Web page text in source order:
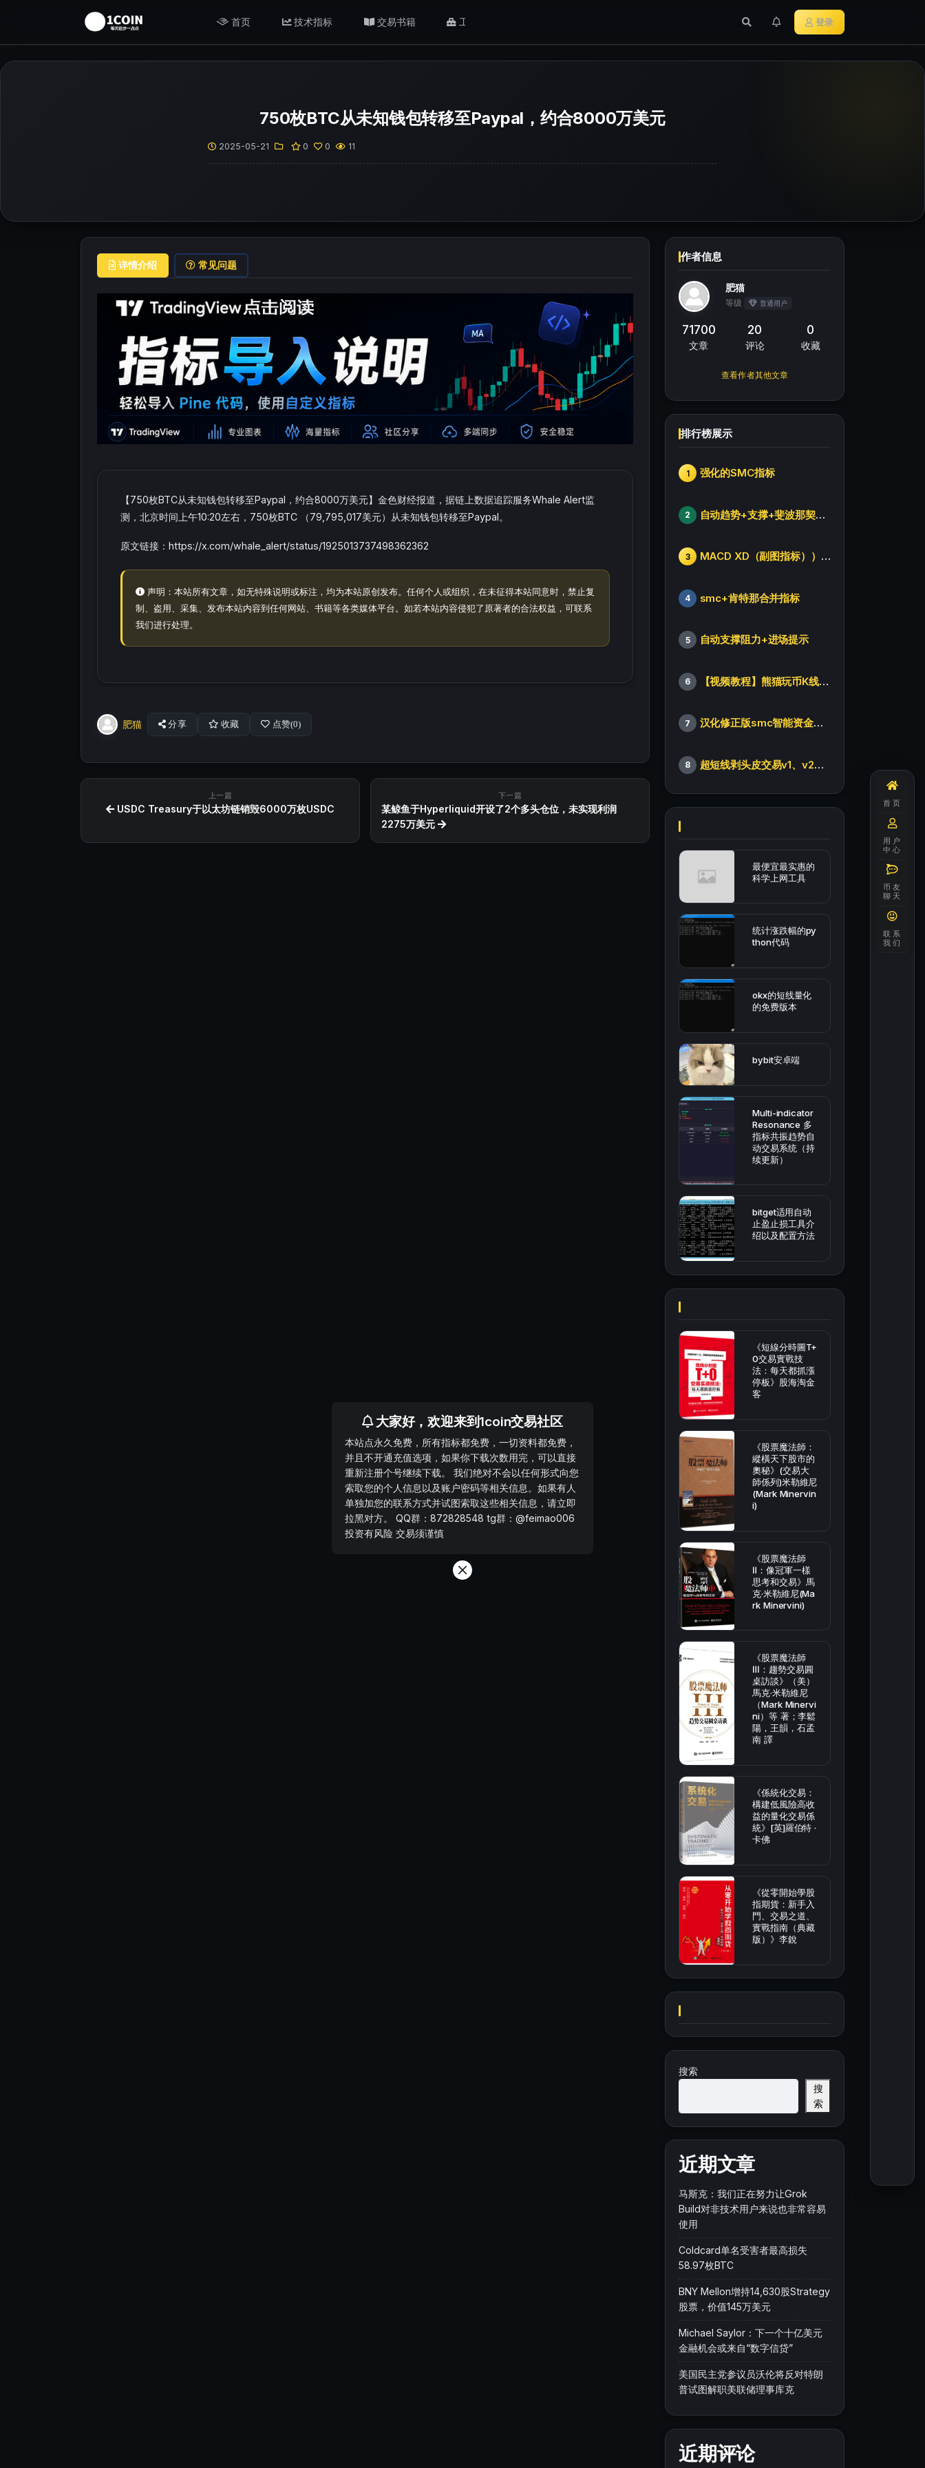
首页 技术指标 交易书籍 工具/返佣 登录
750枚BTC从未知钱包转移至Paypal，约合8000万美元
2025-05-21 0 0 11
详情介绍 常见问题
【750枚BTC从未知钱包转移至Paypal，约合8000万美元】金色财经报道，据链上数据追踪服务Whale Alert监
测，北京时间上午10:20左右，750枚BTC （79,795,017美元）从未知钱包转移至Paypal。
原文链接：https://x.com/whale_alert/status/1925013737498362362
声明：本站所有文章，如无特殊说明或标注，均为本站原创发布。任何个人或组织，在未征得本站同意时，禁止复
制、盗用、采集、发布本站内容到任何网站、书籍等各类媒体平台。如若本站内容侵犯了原著者的合法权益，可联系
我们进行处理。
肥猫 分享 收藏 点赞(0)
上一篇
USDC Treasury于以太坊链销毁6000万枚USDC
下一篇
某鲸鱼于Hyperliquid开设了2个多头仓位，未实现利润
2275万美元
作者信息
肥猫
等级 普通用户
71700
文章
20
评论
0
收藏
查看作者其他文章
排行榜展示
1 强化的SMC指标
2 自动趋势+支撑+斐波那契+箱体
3 MACD XD（副图指标））修改版
4 smc+肯特那合并指标
5 自动支撑阻力+进场提示
6 【视频教程】熊猫玩币K线后的秘密（全集）
7 汉化修正版smc智能资金订单指标
8 超短线剥头皮交易v1、v2版本
最便宜最实惠的
科学上网工具
统计涨跌幅的py
thon代码
okx的短线量化
的免费版本
bybit安卓端
Multi-indicator
Resonance 多
指标共振趋势自
动交易系统（持
续更新）
bitget适用自动
止盈止损工具介
绍以及配置方法
《短線分時圖T+
0交易實戰技
法：每天都抓漲
停板》股海淘金
客
《股票魔法師：
縱橫天下股市的
奧秘》(交易大
師係列)米勒維尼
(Mark Minervin
i)
《股票魔法師
Ⅱ：像冠軍一樣
思考和交易》馬
克·米勒維尼(Ma
rk Minervini)
《股票魔法師
Ⅲ：趨勢交易圓
桌訪談》（美）
馬克·米勒維尼
（Mark Minervi
ni）等 著；李鬆
陽，王韻，石孟
南 譯
《係統化交易：
構建低風險高收
益的量化交易係
統》[英]羅伯特 ·
卡佛
《從零開始學股
指期貨：新手入
門、交易之道、
實戰指南（典藏
版）》李銳
搜索
搜
索
近期文章
马斯克：我们正在努力让Grok
Build对非技术用户来说也非常容易
使用
Coldcard单名受害者最高损失
58.97枚BTC
BNY Mellon增持14,630股Strategy
股票，价值145万美元
Michael Saylor：下一个十亿美元
金融机会或来自“数字信贷”
美国民主党参议员沃伦将反对特朗
普试图解职美联储理事库克
近期评论
首页
用户
中心
币友
聊天
联系
我们
大家好，欢迎来到1coin交易社区
本站点永久免费，所有指标都免费，一切资料都免费，
并且不开通充值选项，如果你下载次数用完，可以直接
重新注册个号继续下载。 我们绝对不会以任何形式向您
索取您的个人信息以及账户密码等相关信息。如果有人
单独加您的联系方式并试图索取这些相关信息，请立即
拉黑对方。 QQ群：872828548 tg群：@feimao006
投资有风险 交易须谨慎